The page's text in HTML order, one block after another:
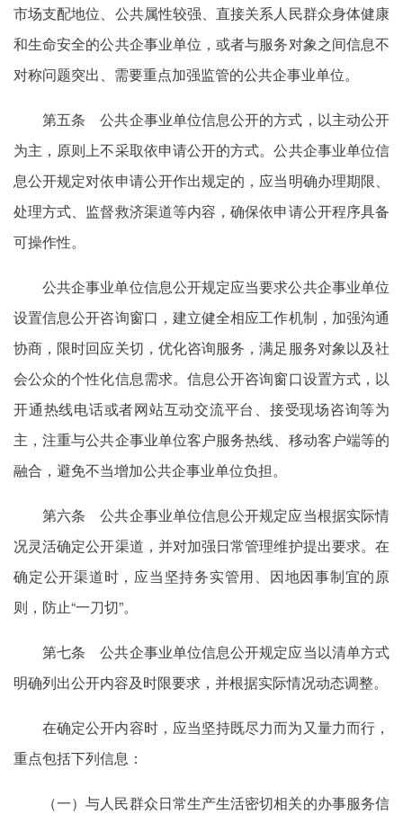
市场支配地位、公共属性较强、直接关系人民群众身体健康
和生命安全的公共企事业单位，或者与服务对象之间信息不
对称问题突出、需要重点加强监管的公共企事业单位。
第五条 公共企事业单位信息公开的方式，以主动公开
为主，原则上不采取依申请公开的方式。公共企事业单位信
息公开规定对依申请公开作出规定的，应当明确办理期限、
处理方式、监督救济渠道等内容，确保依申请公开程序具备
可操作性。
公共企事业单位信息公开规定应当要求公共企事业单位
设置信息公开咨询窗口，建立健全相应工作机制，加强沟通
协商，限时回应关切，优化咨询服务，满足服务对象以及社
会公众的个性化信息需求。信息公开咨询窗口设置方式，以
开通热线电话或者网站互动交流平台、接受现场咨询等为
主，注重与公共企事业单位客户服务热线、移动客户端等的
融合，避免不当增加公共企事业单位负担。
第六条 公共企事业单位信息公开规定应当根据实际情
况灵活确定公开渠道，并对加强日常管理维护提出要求。在
确定公开渠道时，应当坚持务实管用、因地因事制宜的原
则，防止“一刀切”。
第七条 公共企事业单位信息公开规定应当以清单方式
明确列出公开内容及时限要求，并根据实际情况动态调整。
在确定公开内容时，应当坚持既尽力而为又量力而行，
重点包括下列信息：
（一）与人民群众日常生产生活密切相关的办事服务信